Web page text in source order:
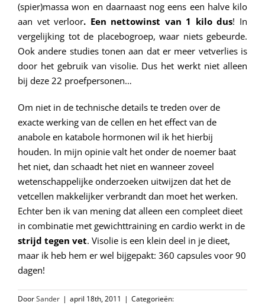
(spier)massa won en daarnaast nog eens een halve kilo
aan vet verloor. Een nettowinst van 1 kilo dus! In
vergelijking tot de placebogroep, waar niets gebeurde.
Ook andere studies tonen aan dat er meer vetverlies is
door het gebruik van visolie. Dus het werkt niet alleen
bij deze 22 proefpersonen…
Om niet in de technische details te treden over de
exacte werking van de cellen en het effect van de
anabole en katabole hormonen wil ik het hierbij
houden. In mijn opinie valt het onder de noemer baat
het niet, dan schaadt het niet en wanneer zoveel
wetenschappelijke onderzoeken uitwijzen dat het de
vetcellen makkelijker verbrandt dan moet het werken.
Echter ben ik van mening dat alleen een compleet dieet
in combinatie met gewichttraining en cardio werkt in de
strijd tegen vet. Visolie is een klein deel in je dieet,
maar ik heb hem er wel bijgepakt: 360 capsules voor 90
dagen!
DoorSander | april 18th, 2011 | Categorieën: